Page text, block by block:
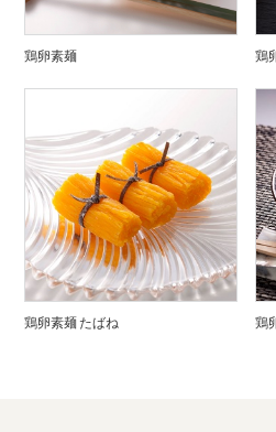
鶏卵素麺 鶏
鶏卵素麺 たばね 鶏